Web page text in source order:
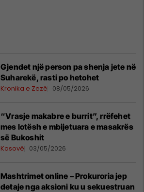
Gjendet një person pa shenja jete në
Suharekë, rasti po hetohet
Kronika e Zezë 08/05/2026
​“Vrasje makabre e burrit”, rrëfehet
mes lotësh e mbijetuara e masakrës
së Bukoshit
Kosovë 03/05/2026
Mashtrimet online – Prokuroria jep
detaje nga aksioni ku u sekuestruan